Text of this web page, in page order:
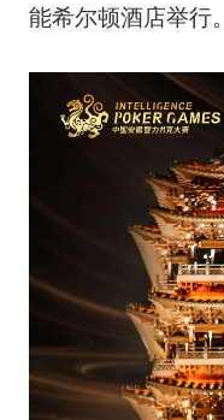
能希尔顿酒店举行。